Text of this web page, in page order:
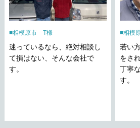
相模原市 T様
迷っているなら、絶対相談し
て損はない、そんな会社で
す。
相模
若い
をさ
丁寧
す。